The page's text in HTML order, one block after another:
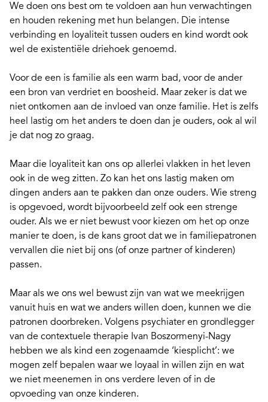
We doen ons best om te voldoen aan hun verwachtingen
en houden rekening met hun belangen. Die intense
verbinding en loyaliteit tussen ouders en kind wordt ook
wel de existentiële driehoek genoemd.
Voor de een is familie als een warm bad, voor de ander
een bron van verdriet en boosheid. Maar zeker is dat we
niet ontkomen aan de invloed van onze familie. Het is zelfs
heel lastig om het anders te doen dan je ouders, ook al wil
je dat nog zo graag.
Maar die loyaliteit kan ons op allerlei vlakken in het leven
ook in de weg zitten. Zo kan het ons lastig maken om
dingen anders aan te pakken dan onze ouders. Wie streng
is opgevoed, wordt bijvoorbeeld zelf ook een strenge
ouder. Als we er niet bewust voor kiezen om het op onze
manier te doen, is de kans groot dat we in familiepatronen
vervallen die niet bij ons (of onze partner of kinderen)
passen.
Maar als we ons wel bewust zijn van wat we meekrijgen
vanuit huis en wat we anders willen doen, kunnen we die
patronen doorbreken. Volgens psychiater en grondlegger
van de contextuele therapie Ivan Boszormenyi-Nagy
hebben we als kind een zogenaamde ‘kiesplicht’: we
mogen zelf bepalen waar we loyaal in willen zijn en wat
we niet meenemen in ons verdere leven of in de
opvoeding van onze kinderen.